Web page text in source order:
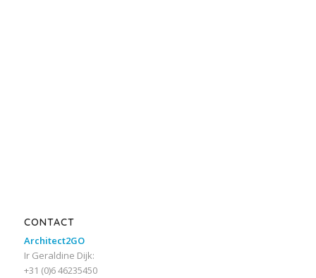
CONTACT
Architect2GO
Ir Geraldine Dijk:
+31 (0)6 46235450